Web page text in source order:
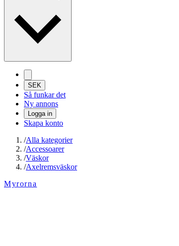
SEK
Så funkar det
Ny annons
Logga in
Skapa konto
/Alla kategorier
/Accessoarer
/Väskor
/Axelremsväskor
Myrorna